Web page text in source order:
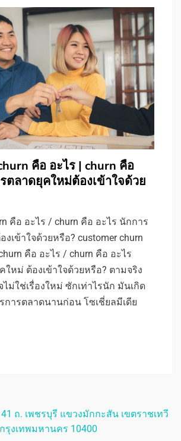
คือ อะไร | churn คือ
ตลาดยุคใหม่ต้องเข้าใจด้วย
คือ อะไร / churn คือ อะไร นักการ
เข้าใจด้วยหรือ? customer churn
คือ อะไร / churn คือ อะไร
ใหม่ ต้องเข้าใจด้วยหรือ? ตามจริง
ไม่ใช่เรื่องใหม่ ซักเท่าไรนัก มันเกิด
การตลาดนานก่อน โซเชี่ยลมีเดีย
41 ถ. เพชรบุรี แขวงมักกะสัน เขตราชเทวี
กรุงเทพมหานคร 10400